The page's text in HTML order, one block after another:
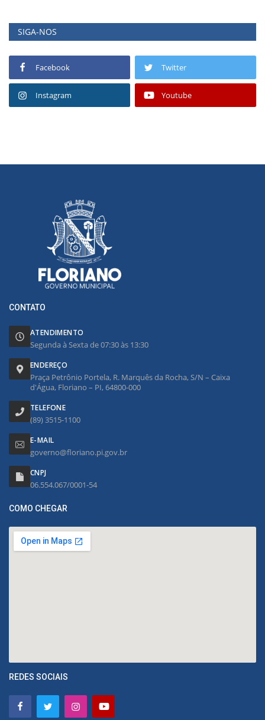
SIGA-NOS
Facebook Twitter
Instagram Youtube
CONTATO
ATENDIMENTO
Segunda à Sexta de 07:30 às 13:30
ENDEREÇO
Praça Petrônio Portela, R. Marquês da Rocha, S/N – Caixa
d'Água, Floriano – PI, 64800-000
TELEFONE
(89) 3515-1100
E-MAIL
governo@floriano.pi.gov.br
CNPJ
06.554.067/0001-54
COMO CHEGAR
REDES SOCIAIS